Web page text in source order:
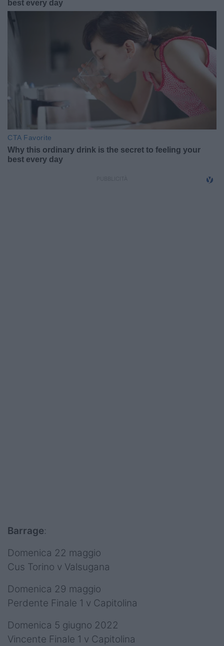
Barrage:
Domenica 22 maggio
Cus Torino v Valsugana
Domenica 29 maggio
Perdente Finale 1 v Capitolina
Domenica 5 giugno 2022
Vincente Finale 1 v Capitolina